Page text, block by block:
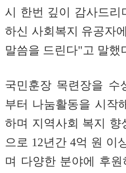
시 한번 깊이 감사드리
하신 사회복지 유공자
말씀을 드린다"고 말했
국민훈장 목련장을 수
부터 나눔활동을 시작
하며 지역사회 복지 향
으로 12년간 4억 원 이
며 다양한 분야에 후